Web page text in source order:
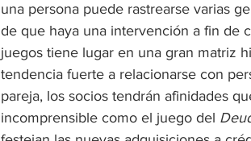
una persona puede rastrearse varias
de que haya una intervención a fin de
juegos tiene lugar en una gran matriz
tendencia fuerte a relacionarse con
pareja, los socios tendrán afinidades
incomprensible como el juego del